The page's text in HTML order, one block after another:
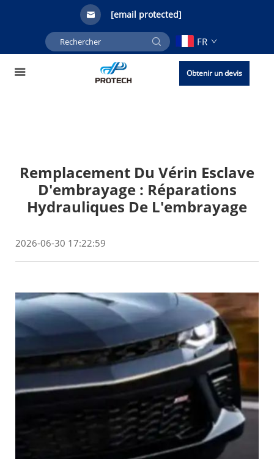
[email protected]
FR
Obtenir un devis
Remplacement Du Vérin Esclave
D'embrayage : Réparations
Hydrauliques De L'embrayage
2026-06-30 17:22:59